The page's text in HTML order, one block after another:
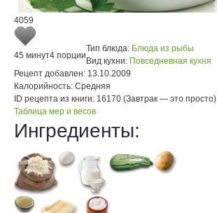
4059
45 минут4 порции
Тип блюда: Блюда из рыбы
Вид кухни: Повседневная кухня
Рецепт добавлен: 13.10.2009
Калорийность: Средняя
ID рецепта из книги: 16170 (Завтрак — это просто)
Таблица мер и весов
Ингредиенты: